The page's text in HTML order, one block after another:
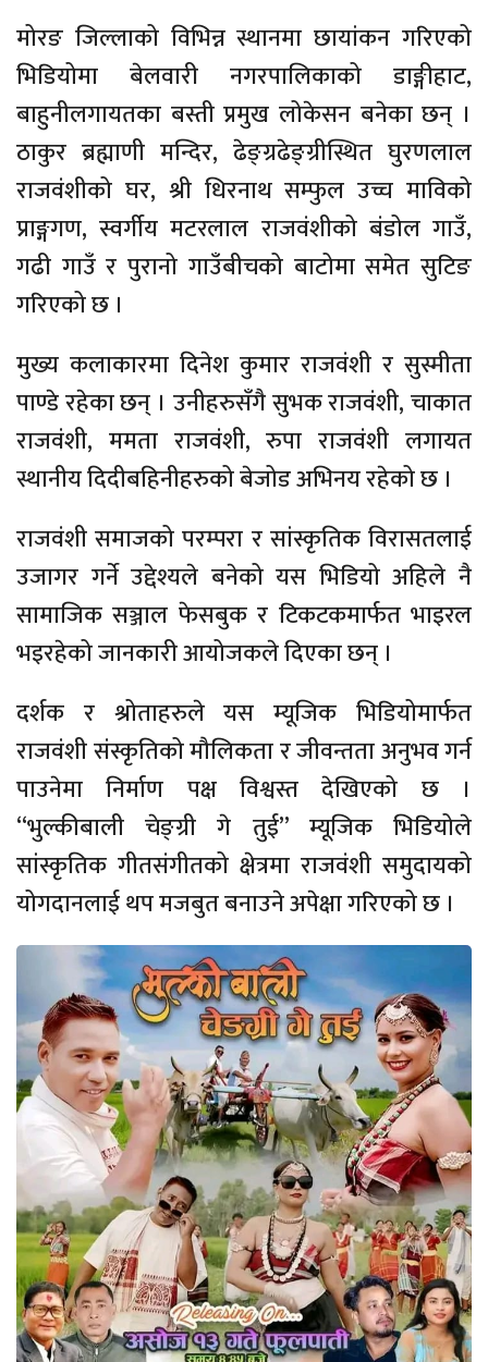
मोरङ जिल्लाको विभिन्न स्थानमा छायांकन गरिएको
भिडियोमा बेलवारी नगरपालिकाको डाङ्गीहाट,
बाहुनीलगायतका बस्ती प्रमुख लोकेसन बनेका छन् ।
ठाकुर ब्रह्माणी मन्दिर, ढेङ्ग्रढेङ्ग्रीस्थित घुरणलाल
राजवंशीको घर, श्री धिरनाथ सम्फुल उच्च माविको
प्राङ्गगण, स्वर्गीय मटरलाल राजवंशीको बंडोल गाउँ,
गढी गाउँ र पुरानो गाउँबीचको बाटोमा समेत सुटिङ
गरिएको छ ।
मुख्य कलाकारमा दिनेश कुमार राजवंशी र सुस्मीता
पाण्डे रहेका छन् । उनीहरुसँगै सुभक राजवंशी, चाकात
राजवंशी, ममता राजवंशी, रुपा राजवंशी लगायत
स्थानीय दिदीबहिनीहरुको बेजोड अभिनय रहेको छ ।
राजवंशी समाजको परम्परा र सांस्कृतिक विरासतलाई
उजागर गर्ने उद्देश्यले बनेको यस भिडियो अहिले नै
सामाजिक सञ्जाल फेसबुक र टिकटकमार्फत भाइरल
भइरहेको जानकारी आयोजकले दिएका छन् ।
दर्शक र श्रोताहरुले यस म्यूजिक भिडियोमार्फत
राजवंशी संस्कृतिको मौलिकता र जीवन्तता अनुभव गर्न
पाउनेमा निर्माण पक्ष विश्वस्त देखिएको छ ।
“भुल्कीबाली चेङ्ग्री गे तुई” म्यूजिक भिडियोले
सांस्कृतिक गीतसंगीतको क्षेत्रमा राजवंशी समुदायको
योगदानलाई थप मजबुत बनाउने अपेक्षा गरिएको छ ।